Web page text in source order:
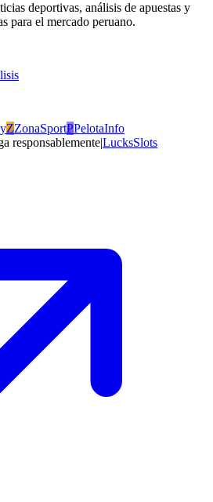
deportivas, análisis de apuestas y
para el mercado peruano.
ZZonaSportPPelotaInfo
responsablemente|LucksSlots